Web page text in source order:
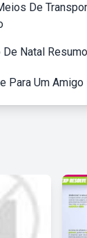
De
De Natal Resumo
Para Um Amigo